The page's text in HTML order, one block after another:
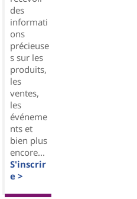
des
informati
ons
précieuse
s sur les
produits,
les
ventes,
les
événeme
nts et
bien plus
encore...
S'inscrir
e >